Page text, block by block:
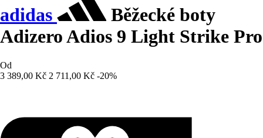
adidas
Běžecké boty
Adizero Adios 9 Light Strike Pro
Od
3 389,00 Kč 2 711,00 Kč -20%